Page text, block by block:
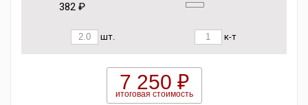
382 ₽
шт. к-т
7 250 ₽
итоговая стоимость